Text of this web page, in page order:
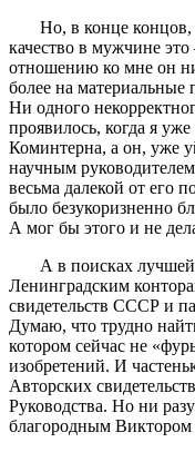
Но, в конце концов,
качество в мужчине
отношению ко мне он
более на материальные
Ни одного
проявилось, когда я
Коминтерна, а он, уже
научным
весьма далекой от его
было безукоризненно
А мог бы этого и не
А в поисках лучшей
Ленинградским
свидетельств СССР и
Думаю, что трудно
котором сейчас не
изобретений. И
Авторских
Руководства. Но ни
благородным